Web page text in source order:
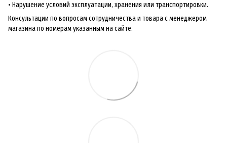
• Нарушение условий эксплуатации, хранения или транспортировки.
Консультации по вопросам сотрудничества и товара с менеджером
магазина по номерам указанным на сайте.